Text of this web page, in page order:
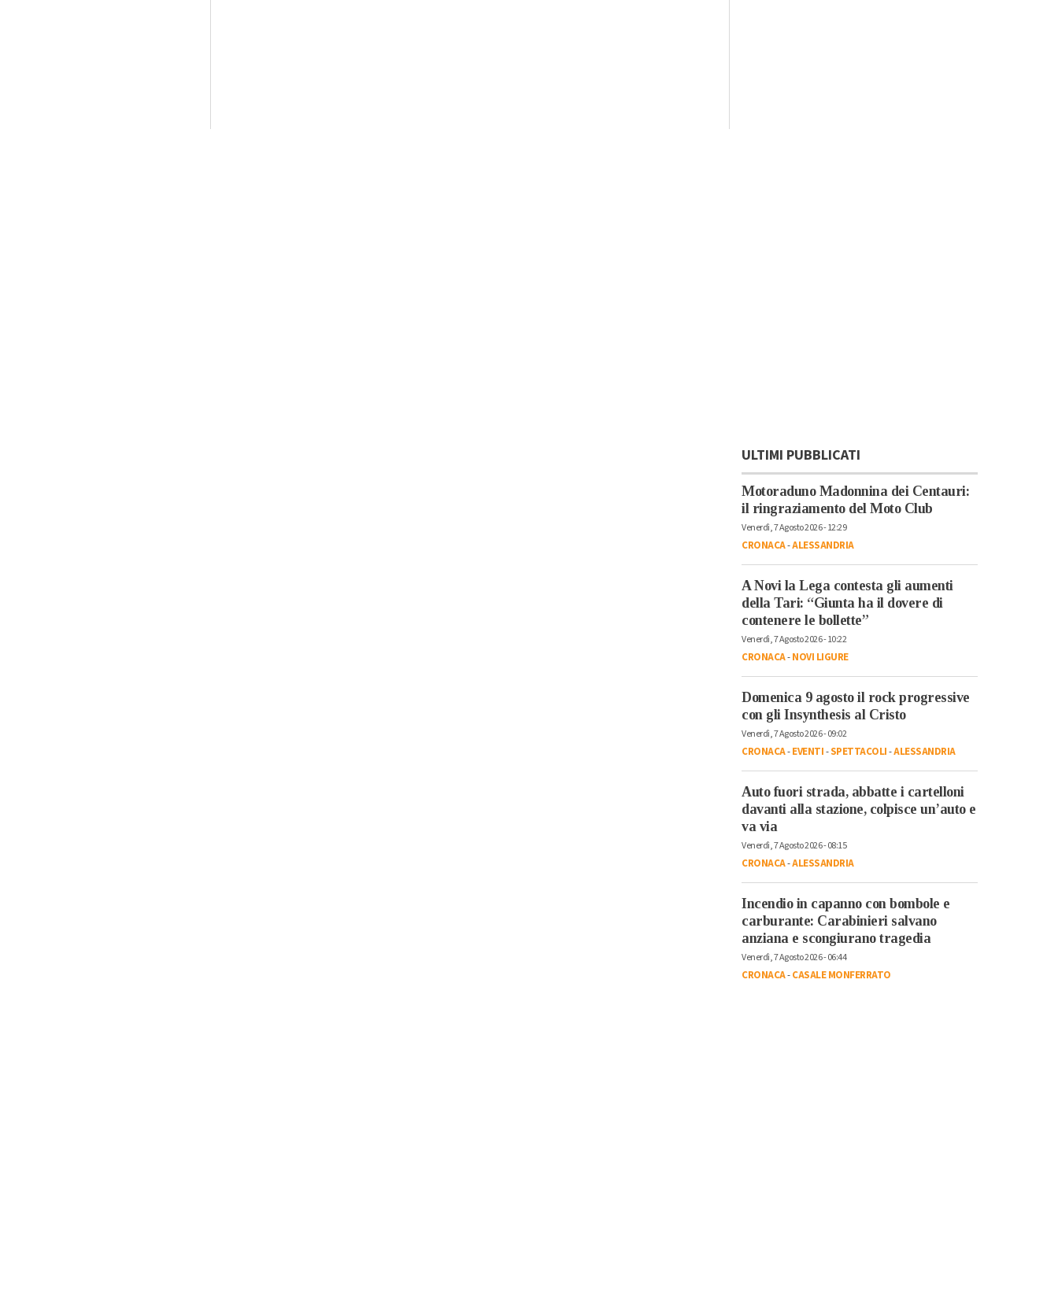
ULTIMI PUBBLICATI
Motoraduno Madonnina dei Centauri:
il ringraziamento del Moto Club
Venerdì, 7 Agosto 2026 - 12:29
CRONACA-ALESSANDRIA
A Novi la Lega contesta gli aumenti
della Tari: “Giunta ha il dovere di
contenere le bollette”
Venerdì, 7 Agosto 2026 - 10:22
CRONACA-NOVI LIGURE
Domenica 9 agosto il rock progressive
con gli Insynthesis al Cristo
Venerdì, 7 Agosto 2026 - 09:02
CRONACA-EVENTI-SPETTACOLI-ALESSANDRIA
Auto fuori strada, abbatte i cartelloni
davanti alla stazione, colpisce un’auto e
va via
Venerdì, 7 Agosto 2026 - 08:15
CRONACA-ALESSANDRIA
Incendio in capanno con bombole e
carburante: Carabinieri salvano
anziana e scongiurano tragedia
Venerdì, 7 Agosto 2026 - 06:44
CRONACA-CASALE MONFERRATO